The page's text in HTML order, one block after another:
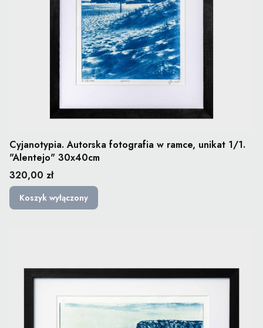
Cyjanotypia. Autorska fotografia w ramce, unikat 1/1.
"Alentejo" 30x40cm
Cena
320,00 zł
Koszyk wyłączony